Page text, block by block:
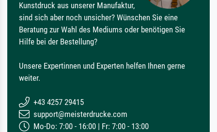
Kunstdruck aus unserer Manufaktur,
sind sich aber noch unsicher? Wünschen Sie eine
Beratung zur Wahl des Mediums oder benötigen Sie
Hilfe bei der Bestellung?
Unsere Expertinnen und Experten helfen Ihnen gerne
weiter.
+43 4257 29415
support@meisterdrucke.com
Mo-Do: 7:00 - 16:00 | Fr: 7:00 - 13:00